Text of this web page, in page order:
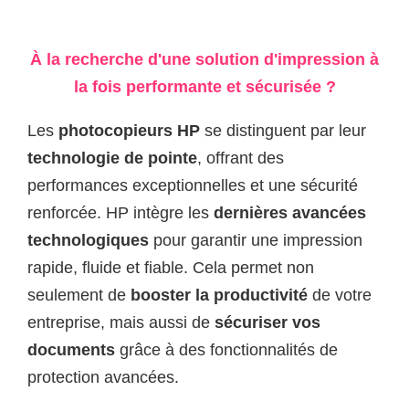
À la recherche d'une solution d'impression à
la fois performante et sécurisée ?
Les photocopieurs HP se distinguent par leur
technologie de pointe, offrant des
performances exceptionnelles et une sécurité
renforcée. HP intègre les dernières avancées
technologiques pour garantir une impression
rapide, fluide et fiable. Cela permet non
seulement de booster la productivité de votre
entreprise, mais aussi de sécuriser vos
documents grâce à des fonctionnalités de
protection avancées.